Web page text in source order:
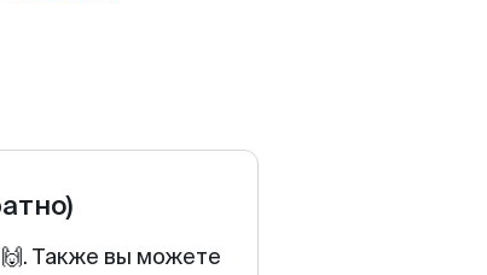
Также вы можете